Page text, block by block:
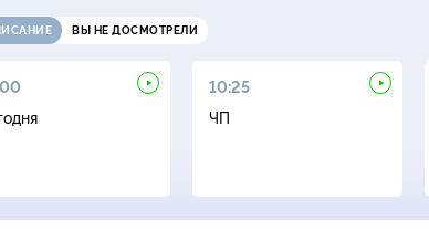
ВЫ НЕ ДОСМОТРЕЛИ
10:25
ЧП